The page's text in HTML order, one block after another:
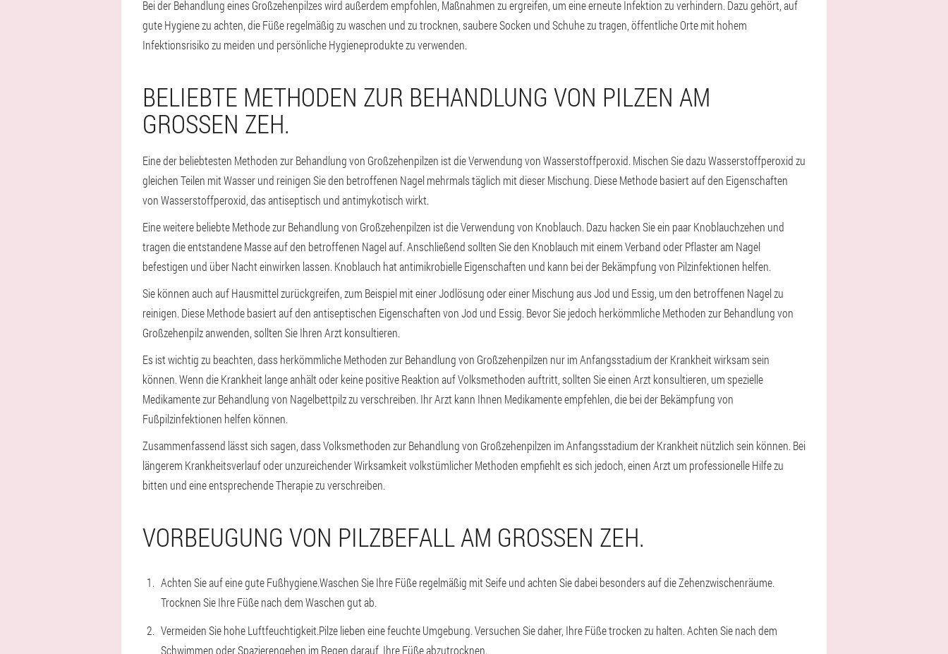
Bei der Behandlung eines Großzehenpilzes wird außerdem empfohlen, Maßnahmen zu ergreifen, um eine erneute Infektion zu verhindern. Dazu gehört, auf
gute Hygiene zu achten, die Füße regelmäßig zu waschen und zu trocknen, saubere Socken und Schuhe zu tragen, öffentliche Orte mit hohem
Infektionsrisiko zu meiden und persönliche Hygieneprodukte zu verwenden.
BELIEBTE METHODEN ZUR BEHANDLUNG VON PILZEN AM
GROSSEN ZEH.
Eine der beliebtesten Methoden zur Behandlung von Großzehenpilzen ist die Verwendung von Wasserstoffperoxid. Mischen Sie dazu Wasserstoffperoxid zu
gleichen Teilen mit Wasser und reinigen Sie den betroffenen Nagel mehrmals täglich mit dieser Mischung. Diese Methode basiert auf den Eigenschaften
von Wasserstoffperoxid, das antiseptisch und antimykotisch wirkt.
Eine weitere beliebte Methode zur Behandlung von Großzehenpilzen ist die Verwendung von Knoblauch. Dazu hacken Sie ein paar Knoblauchzehen und
tragen die entstandene Masse auf den betroffenen Nagel auf. Anschließend sollten Sie den Knoblauch mit einem Verband oder Pflaster am Nagel
befestigen und über Nacht einwirken lassen. Knoblauch hat antimikrobielle Eigenschaften und kann bei der Bekämpfung von Pilzinfektionen helfen.
Sie können auch auf Hausmittel zurückgreifen, zum Beispiel mit einer Jodlösung oder einer Mischung aus Jod und Essig, um den betroffenen Nagel zu
reinigen. Diese Methode basiert auf den antiseptischen Eigenschaften von Jod und Essig. Bevor Sie jedoch herkömmliche Methoden zur Behandlung von
Großzehenpilz anwenden, sollten Sie Ihren Arzt konsultieren.
Es ist wichtig zu beachten, dass herkömmliche Methoden zur Behandlung von Großzehenpilzen nur im Anfangsstadium der Krankheit wirksam sein
können. Wenn die Krankheit lange anhält oder keine positive Reaktion auf Volksmethoden auftritt, sollten Sie einen Arzt konsultieren, um spezielle
Medikamente zur Behandlung von Nagelbettpilz zu verschreiben. Ihr Arzt kann Ihnen Medikamente empfehlen, die bei der Bekämpfung von
Fußpilzinfektionen helfen können.
Zusammenfassend lässt sich sagen, dass Volksmethoden zur Behandlung von Großzehenpilzen im Anfangsstadium der Krankheit nützlich sein können. Bei
längerem Krankheitsverlauf oder unzureichender Wirksamkeit volkstümlicher Methoden empfiehlt es sich jedoch, einen Arzt um professionelle Hilfe zu
bitten und eine entsprechende Therapie zu verschreiben.
VORBEUGUNG VON PILZBEFALL AM GROSSEN ZEH.
Achten Sie auf eine gute Fußhygiene.Waschen Sie Ihre Füße regelmäßig mit Seife und achten Sie dabei besonders auf die Zehenzwischenräume.
Trocknen Sie Ihre Füße nach dem Waschen gut ab.
Vermeiden Sie hohe Luftfeuchtigkeit.Pilze lieben eine feuchte Umgebung. Versuchen Sie daher, Ihre Füße trocken zu halten. Achten Sie nach dem
Schwimmen oder Spazierengehen im Regen darauf, Ihre Füße abzutrocknen.